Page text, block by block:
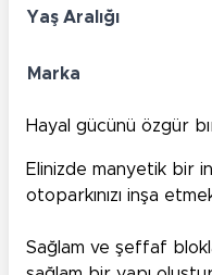
Yaş Aralığı
Marka
Hayal gücünü özgür
Elinizde manyetik bir
otoparkınızı inşa
Sağlam ve şeffaf